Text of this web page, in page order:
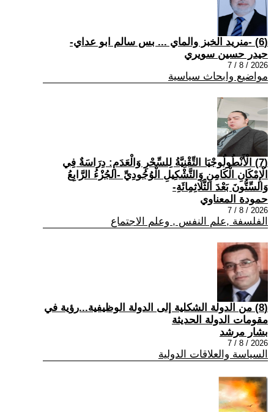
(6) -منريد الخبز والماي ... بس سالم ابو عداي-
حيدر حسين سويري
2026 / 8 / 7
مواضيع وابحاث سياسية
(7) الْأَنْطُولُوجْيَا التِّقْنِيَّةُ لِلسِّحْرِ وَالْعَدَمِ: دِرَاسَةٌ فِي
الْإِمْكَانِ الْكَامِنِ وَالتَّشْكِيلِ الْوُجُودِيِّ -الجُزْءُ الرَّابِعُ
وَالسِّتُّونَ بَعْدَ الثَّلَاثِمِائَةِ-
حمودة المعناوي
2026 / 8 / 7
الفلسفة ,علم النفس , وعلم الاجتماع
(8) من الدولة الشكلية إلى الدولة الوظيفية...رؤية في
مقومات الدولة الحديثة
بشار مرشد
2026 / 8 / 7
السياسة والعلاقات الدولية